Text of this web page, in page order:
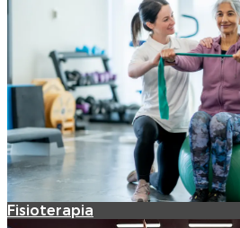
Fisioterapia